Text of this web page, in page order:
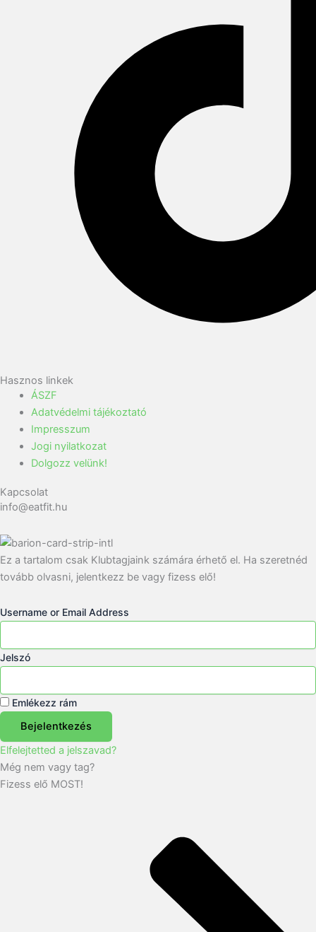
Hasznos linkek
ÁSZF
Adatvédelmi tájékoztató
Impresszum
Jogi nyilatkozat
Dolgozz velünk!
Kapcsolat
info@eatfit.hu
Ez a tartalom csak Klubtagjaink számára érhető el. Ha szeretnéd
tovább olvasni, jelentkezz be vagy fizess elő!
Username or Email Address
Jelszó
Emlékezz rám
Bejelentkezés
Elfelejtetted a jelszavad?
Még nem vagy tag?
Fizess elő MOST!